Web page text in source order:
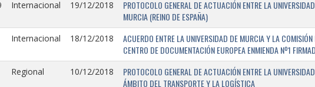
Internacional 19/12/2018
PROTOCOLO GENERAL DE ACTUACIÓN ENTRE LA
MURCIA (REINO DE ESPAÑA)
Internacional 18/12/2018
ACUERDO ENTRE LA UNIVERSIDAD DE MURCIA Y LA
CENTRO DE DOCUMENTACIÓN EUROPEA ENMIENDA Nº1
Regional 10/12/2018
PROTOCOLO GENERAL DE ACTUACIÓN ENTRE LA
ÁMBITO DEL TRANSPORTE Y LA LOGÍSTICA